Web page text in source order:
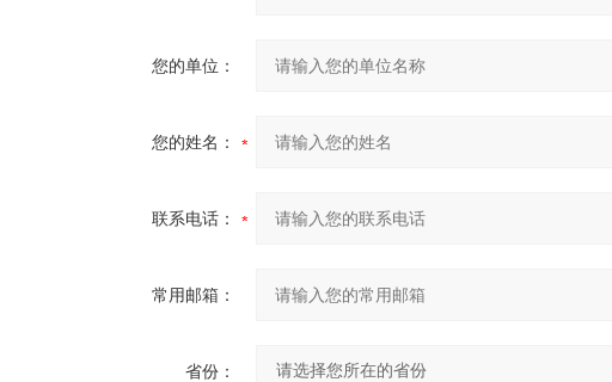
您的单位：
您的姓名：
联系电话：
常用邮箱：
省份：